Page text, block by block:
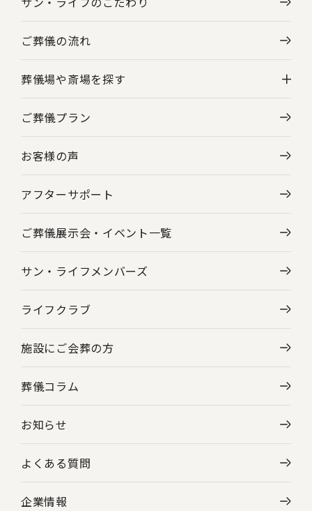
ご葬儀の流れ
葬儀場や斎場を探す
神奈川県の葬儀場・斎場一覧
東京都の葬儀場・斎場一覧
ご葬儀プラン
お客様の声
アフターサポート
ご葬儀展示会・ イベント一覧
サン・ライフメンバーズ
ライフクラブ
施設にご会葬の方
葬儀コラム
お知らせ
よくある質問
企業情報